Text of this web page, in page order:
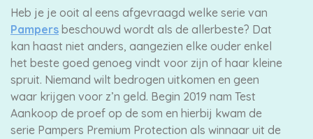
Merken
vergelijken
Heb je je ooit al eens afgevraagd welke serie van
Pampers beschouwd wordt als de allerbeste? Dat
kan haast niet anders, aangezien elke ouder enkel
het beste goed genoeg vindt voor zijn of haar kleine
spruit. Niemand wilt bedrogen uitkomen en geen
waar krijgen voor z’n geld. Begin 2019 nam Test
Aankoop de proef op de som en hierbij kwam de
serie Pampers Premium Protection als winnaar uit de